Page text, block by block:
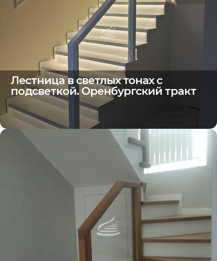
Лестница в светлых тонах с
подсветкой. Оренбургский тракт